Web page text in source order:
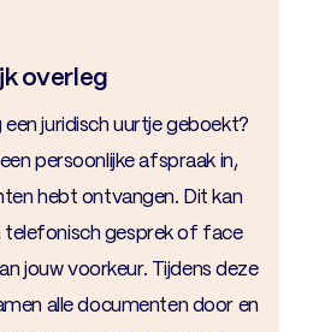
overleg
een juridisch uurtje geboekt?
persoonlijke afspraak in,
hebt ontvangen. Dit kan
telefonisch gesprek of face
jouw voorkeur. Tijdens deze
alle documenten door en